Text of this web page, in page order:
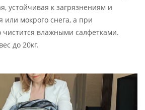
устойчивая к загрязнениям и
или мокрого снега, а при
чистится влажными салфетками.
до 20кг.